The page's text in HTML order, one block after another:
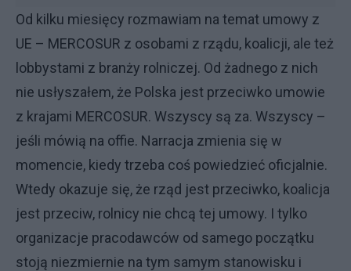
Od kilku miesięcy rozmawiam na temat umowy z
UE – MERCOSUR z osobami z rządu, koalicji, ale też
lobbystami z branży rolniczej. Od żadnego z nich
nie usłyszałem, że Polska jest przeciwko umowie
z krajami MERCOSUR. Wszyscy są za. Wszyscy –
jeśli mówią na offie. Narracja zmienia się w
momencie, kiedy trzeba coś powiedzieć oficjalnie.
Wtedy okazuje się, że rząd jest przeciwko, koalicja
jest przeciw, rolnicy nie chcą tej umowy. I tylko
organizacje pracodawców od samego początku
stoją niezmiernie na tym samym stanowisku i